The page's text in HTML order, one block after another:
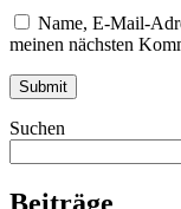
Name, E-Mail-
meinen nächsten
Suchen
Beiträge